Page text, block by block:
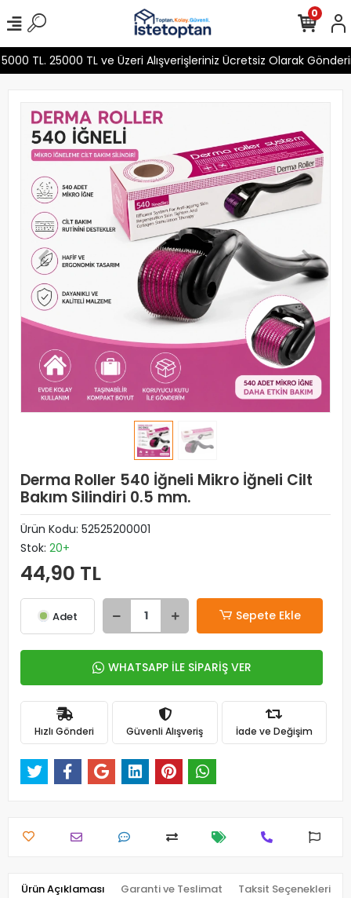
TL. 25000 TL ve Üzeri Alışverişleriniz Ücretsiz Olarak
0
Derma Roller 540 İğneli Mikro İğneli Cilt
Bakım Silindiri 0.5 mm.
Ürün Kodu: 52525200001
Stok: 20+
44,90 TL
Adet Sepete Ekle
WHATSAPP İLE SİPARİŞ VER
Hızlı Gönderi Güvenli Alışveriş İade ve Değişim
Ürün Açıklaması Garanti ve Teslimat Taksit Seçenekleri